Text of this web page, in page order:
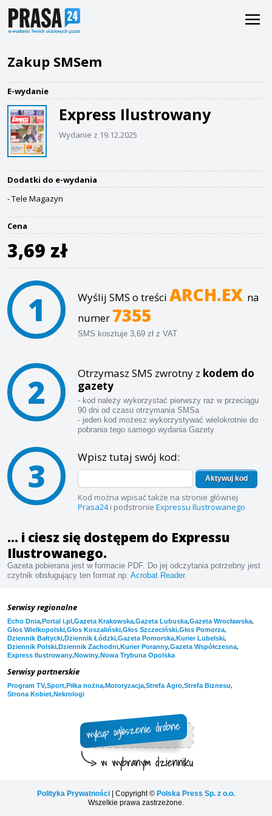
Zakup SMSem
E-wydanie
Express Ilustrowany
Wydanie z 19.12.2025
Dodatki do e-wydania
- Tele Magazyn
Cena
3,69 zł
1 Wyślij SMS o treści ARCH.EX na
numer 7355
SMS kosztuje 3,69 zł z VAT
2 Otrzymasz SMS zwrotny z kodem do
gazety
- kod należy wykorzystać pierwszy raz w przeciągu
90 dni od czasu otrzymania SMSa
- jeden kod możesz wykorzystywać wielokrotnie do
pobrania tego samego wydania Gazety
3 Wpisz tutaj swój kod:
Aktywuj kod
Kod można wpisać także na stronie głównej
Prasa24i podstronie Expressu Ilustrowanego
... i ciesz się dostępem do Expressu
Ilustrowanego.
Gazeta pobierana jest w formacie PDF. Do jej odczytania potrzebny jest
czytnik obsługujący ten format np. Acrobat Reader.
Serwisy regionalne
Echo Dnia,Portal i.pl,Gazeta Krakowska,Gazeta Lubuska,Gazeta Wrocławska,
Głos Wielkopolski,Głos Koszaliński,Głos Szczeciński,Głos Pomorza,
Dziennik Bałtycki,Dziennik Łódzki,Gazeta Pomorska,Kurier Lubelski,
Dziennik Polski,Dziennik Zachodni,Kurier Poranny,Gazeta Współczesna,
Express Ilustrowany,Nowiny,Nowa Trybuna Opolska
Serwisy partnerskie
Program TV,Sport,Piłka nożna,Motoryzacja,Strefa Agro,Strefa Biznesu,
Strona Kobiet,Nekrologi
Polityka Prywatności | Copyright © Polska Press Sp. z o.o.
Wszelkie prawa zastrzeżone.